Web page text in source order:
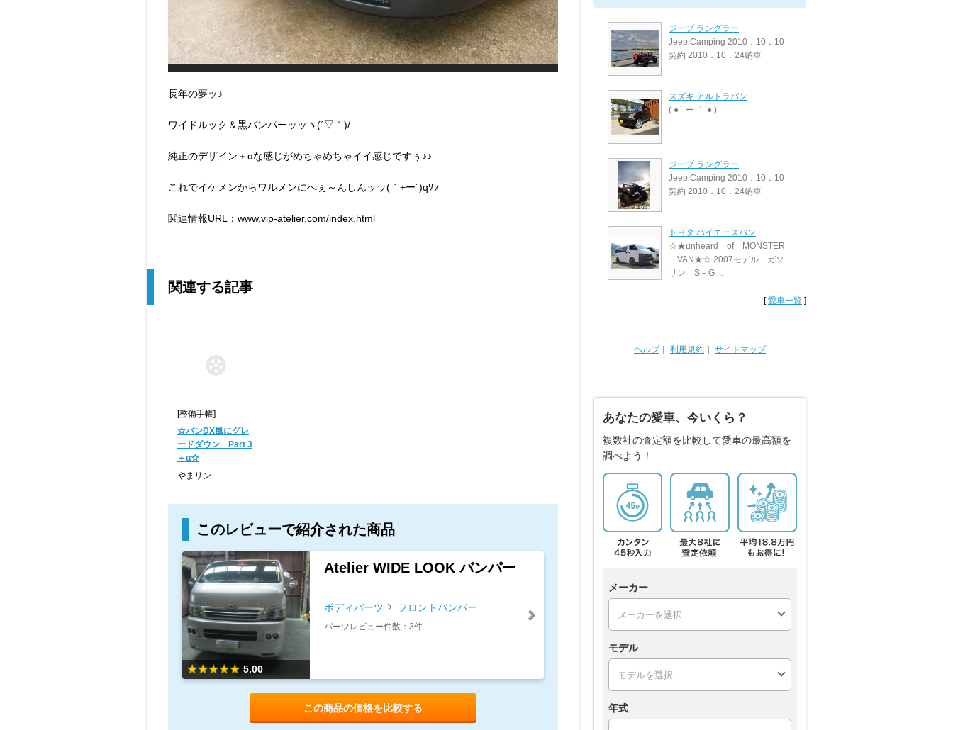
長年の夢ッ♪
ワイドルック＆黒バンパーッッヽ(´▽｀)/
純正のデザイン＋αな感じがめちゃめちゃイイ感じですぅ♪♪
これでイケメンからワルメンにへぇ～んしんッッ(｀+ー´)qﾜﾗ
関連情報URL：www.vip-atelier.com/index.html
関連する記事
[整備手帳]
☆バンDX風にグレ
ードダウン Part 3
＋α☆
やまリン
このレビューで紹介された商品
5.00
Atelier WIDE LOOK バンパー
ボディパーツ フロントバンパー
パーツレビュー件数：3件
この商品の価格を比較する
ジープ ラングラー
Jeep Camping 2010．10．10
契約 2010．10．24納車
スズキ アルトラパン
( ● ´ ー ｀ ● )
ジープ ラングラー
Jeep Camping 2010．10．10
契約 2010．10．24納車
トヨタ ハイエースバン
☆★unheard of MONSTER
VAN★☆ 2007モデル ガソ
リン S－G ...
[愛車一覧 ]
ヘルプ｜ 利用規約 サイトマップ
あなたの愛車、今いくら？
複数社の査定額を比較して愛車の最高額を
調べよう！
メーカー
モデル
年式